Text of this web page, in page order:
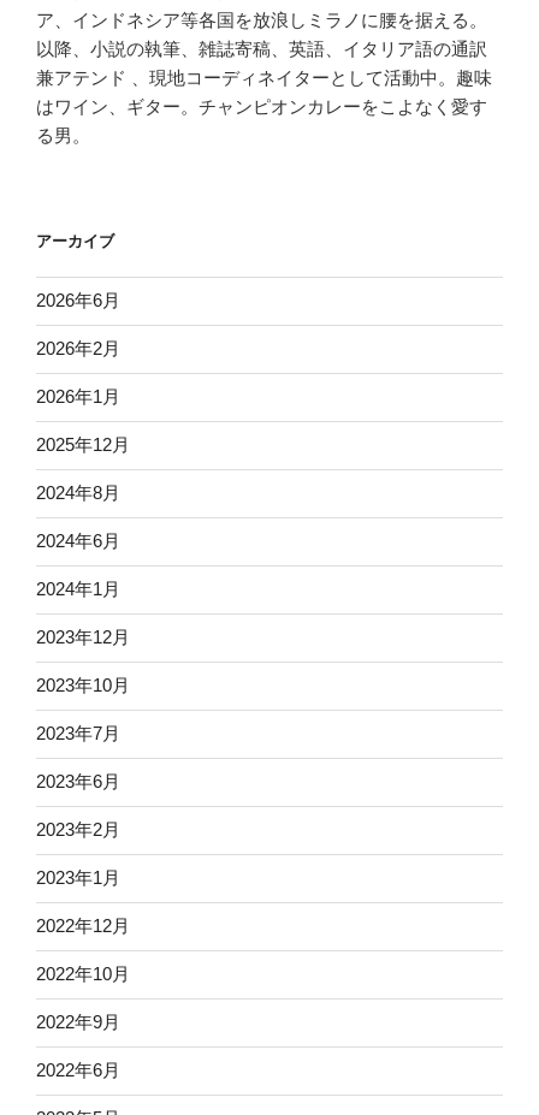
ア、インドネシア等各国を放浪しミラノに腰を据える。
以降、小説の執筆、雑誌寄稿、英語、イタリア語の通訳
兼アテンド 、現地コーディネイターとして活動中。趣味
はワイン、ギター。チャンピオンカレーをこよなく愛す
る男。
アーカイブ
2026年6月
2026年2月
2026年1月
2025年12月
2024年8月
2024年6月
2024年1月
2023年12月
2023年10月
2023年7月
2023年6月
2023年2月
2023年1月
2022年12月
2022年10月
2022年9月
2022年6月